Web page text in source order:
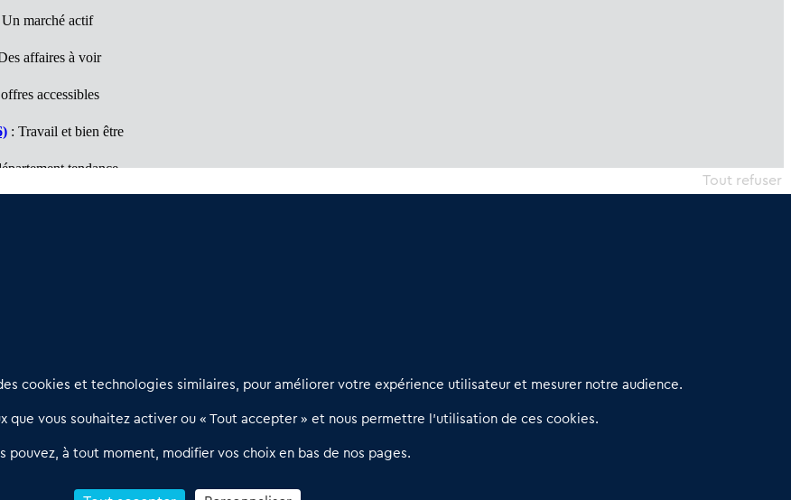
Un marché actif
affaires à voir
accessibles
: Travail et bien être
tendance
54 56 03 17
nous
solution
Pro
sommes nous ?
Petitscommerces : Un partenariat au service du commerce de
cookies et technologies similaires, pour améliorer votre expérience utilisateur et mesurer notre audience.
que vous souhaitez activer ou « Tout accepter » et nous permettre l’utilisation de ces cookies.
pouvez, à tout moment, modifier vos choix en bas de nos pages.
Tout refuser